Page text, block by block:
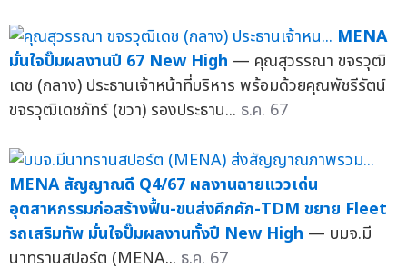
MENA
มั่นใจปั๊มผลงานปี 67 New High — คุณสุวรรณา ขจรวุฒิ
เดช (กลาง) ประธานเจ้าหน้าที่บริหาร พร้อมด้วยคุณพัชรีรัตน์
ขจรวุฒิเดชภัทร์ (ขวา) รองประธาน... ธ.ค. 67
MENA สัญญาณดี Q4/67 ผลงานฉายแววเด่น
อุตสาหกรรมก่อสร้างฟื้น-ขนส่งคึกคัก-TDM ขยาย Fleet
รถเสริมทัพ มั่นใจปั๊มผลงานทั้งปี New High — บมจ.มี
นาทรานสปอร์ต (MENA... ธ.ค. 67